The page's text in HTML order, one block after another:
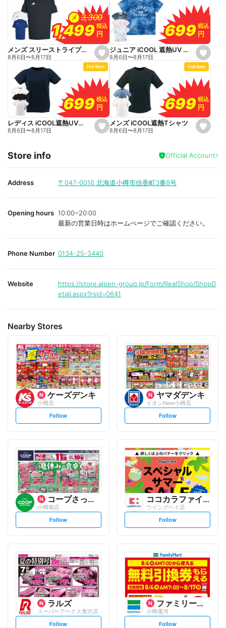
a
v
o
r
i
e
a
v
o
r
i
e
s
e
t
a
v
o
r
i
e
メ 3,300
3,300
1,499
1,499税込
税込
円
円
メンズ スリーストライプス機能Tシャツ
8月6日〜8月17日
s
e
t
a
v
o
r
i
e
699
699 税込
税込
円
円
ジュニア iCOOL 遮熱UV Tシャツ
8月6日〜8月17日
s
e
i
t
Hot Item
699
699税込
税込
円
円
レディス iCOOL遮熱UVカットTシャツ
8月6日〜8月17日
s
e
a
Hot Item
699
699 税込
税込
円
円
メンズ iCOOL遮熱Tシャツ
8月6日〜8月17日
Store info Official Account
Address 〒047-0016 北海道小樽市信香町3番8号
Opening hours 10:00~20:00
最新の営業日時はホームぺージでご確認ください。
Phone Number 0134-25-3440
Website
https://store.alpen-group.jp/Form/RealShop/ShopD
etail.aspx?rsid=0641
Nearby Stores
ケーズデンキ
小樽店
s
t
o
w
Follow
ヤマダデンキ
イオンNew小樽店
s
t
l
o
w
Follow
コープさっぽろ
小樽南店
s
t
o
w
Follow
ココカラファイン
ウイングベイ店
s
t
l
o
w
Follow
ラルズ
スーパーアークス奥沢店
s
Follow
ファミリーマート
小樽運河
s
Follow